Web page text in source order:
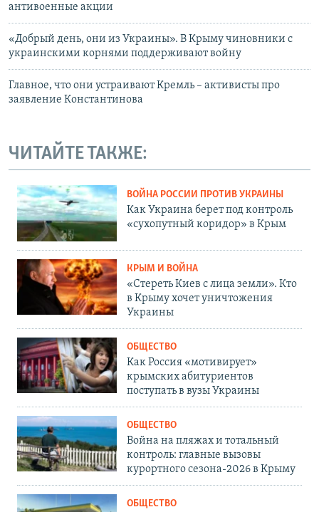
антивоенные акции
«Добрый день, они из Украины». В Крыму чиновники с
украинскими корнями поддерживают войну
Главное, что они устраивают Кремль – активисты про
заявление Константинова
ЧИТАЙТЕ ТАКЖЕ:
ВОЙНА РОССИИ ПРОТИВ УКРАИНЫ
Как Украина берет под контроль
«сухопутный коридор» в Крым
КРЫМ И ВОЙНА
«Стереть Киев с лица земли». Кто
в Крыму хочет уничтожения
Украины
ОБЩЕСТВО
Как Россия «мотивирует»
крымских абитуриентов
поступать в вузы Украины
ОБЩЕСТВО
Война на пляжах и тотальный
контроль: главные вызовы
курортного сезона-2026 в Крыму
ОБЩЕСТВО